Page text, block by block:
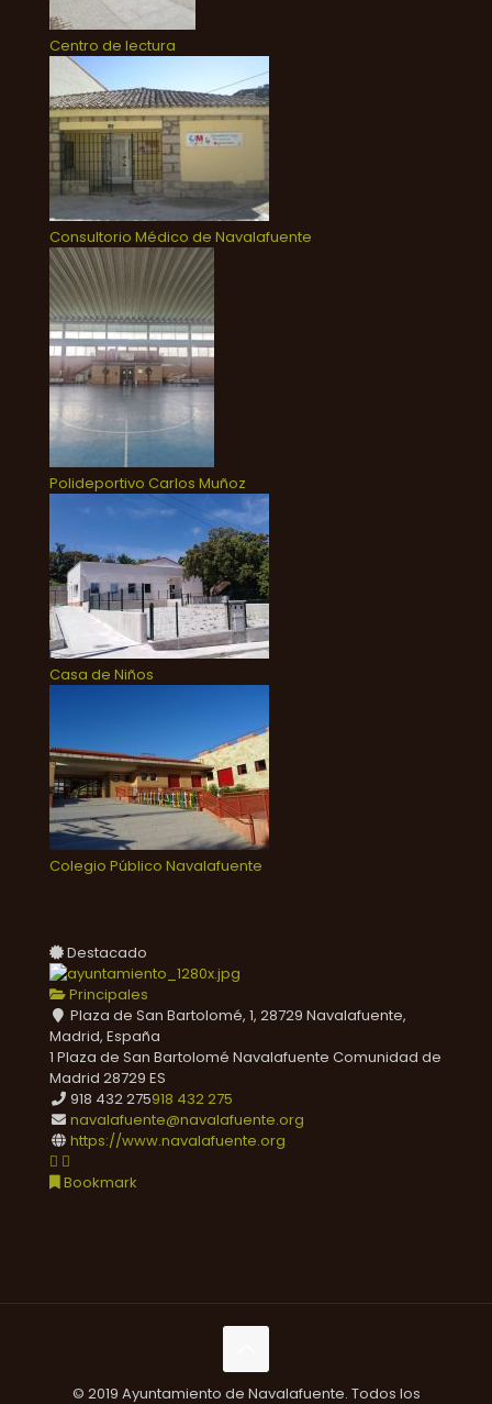
Centro de lectura
Consultorio Médico de Navalafuente
Polideportivo Carlos Muñoz
Casa de Niños
Colegio Público Navalafuente
Destacado
Principales
Plaza de San Bartolomé, 1, 28729 Navalafuente,
Madrid, España
1 Plaza de San Bartolomé Navalafuente Comunidad de
Madrid 28729 ES
918 432 275918 432 275
navalafuente@navalafuente.org
https://www.navalafuente.org
Bookmark
© 2019 Ayuntamiento de Navalafuente. Todos los